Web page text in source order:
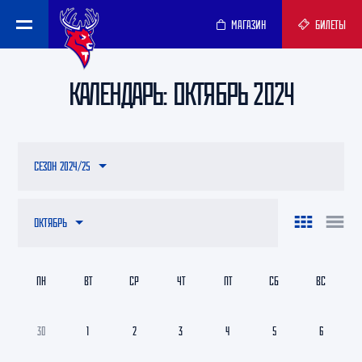
МАГАЗИН БИЛЕТЫ
КАЛЕНДАРЬ: ОКТЯБРЬ 2024
ОКТЯБРЬ
СЕЗОН 2024/25
30 1 2 3 4 5 6
ПН ВТ СР ЧТ ПТ СБ ВС